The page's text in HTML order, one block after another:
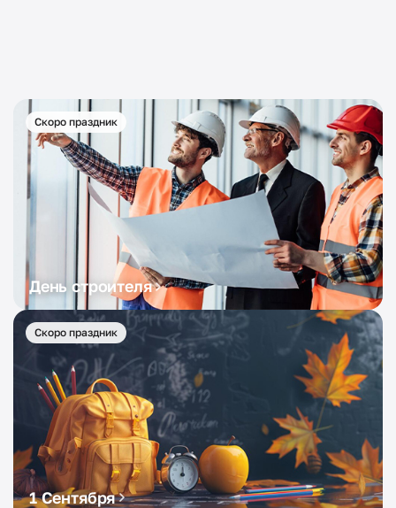
Скоро праздник
День строителя
Скоро праздник
1 Сентября